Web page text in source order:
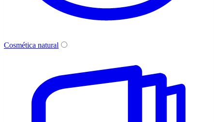
Cosmética natural